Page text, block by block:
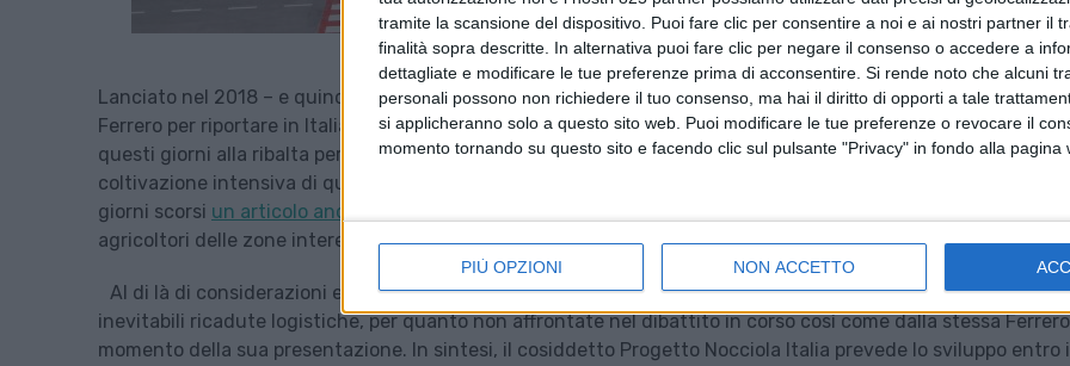
tramite la scansione del dispositivo. Puoi fare clic per consentire a noi e ai nostri partner il
finalità sopra descritte. In alternativa puoi fare clic per negare il consenso o accedere a
dettagliate e modificare le tue preferenze prima di acconsentire. Si rende noto che alcuni
personali possono non richiedere il tuo consenso, ma hai il diritto di opporti a tale
si applicheranno solo a questo sito web. Puoi modificare le tue preferenze o revocare il
momento tornando su questo sito e facendo clic sul pulsante "Privacy" in fondo alla pagina
PIÙ OPZIONI NON ACCETTO
Lanciato nel 2018 – e quindi ben prima dell’affiorare di considerazioni legate all’emergenza sanitaria – il
Ferrero per riportare in Italia parte della produzione delle nocciole necessarie per realizzare la Nutella è
questi giorni alla ribalta per il rischio – paventato da alcuni agricoltori e relative associazioni di categoria –
coltivazione intensiva di questo frutto porti allo sviluppo, in alcune aree, di monocolture. Al tema ha
giorni scorsi un articolo anche il Financial Times
agricoltori delle zone interessate da questa nuova (e redditizia) attività.
Al di là di considerazioni etiche e agronomiche, il piano è interessante anche perché si presume porterà
inevitabili ricadute logistiche, per quanto non affrontate nel dibattito in corso così come dalla stessa
momento della sua presentazione. In sintesi, il cosiddetto Progetto Nocciola Italia prevede lo sviluppo entro